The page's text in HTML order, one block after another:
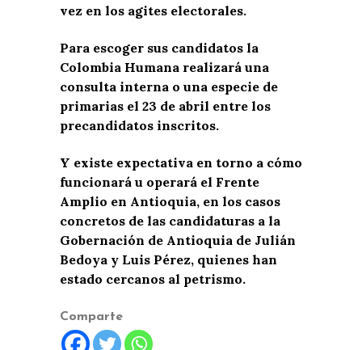
vez en los agites electorales.
Para escoger sus candidatos la
Colombia Humana realizará una
consulta interna o una especie de
primarias el 23 de abril entre los
precandidatos inscritos.
Y existe expectativa en torno a cómo
funcionará u operará el Frente
Amplio en Antioquia, en los casos
concretos de las candidaturas a la
Gobernación de Antioquia de Julián
Bedoya y Luis Pérez, quienes han
estado cercanos al petrismo.
Comparte